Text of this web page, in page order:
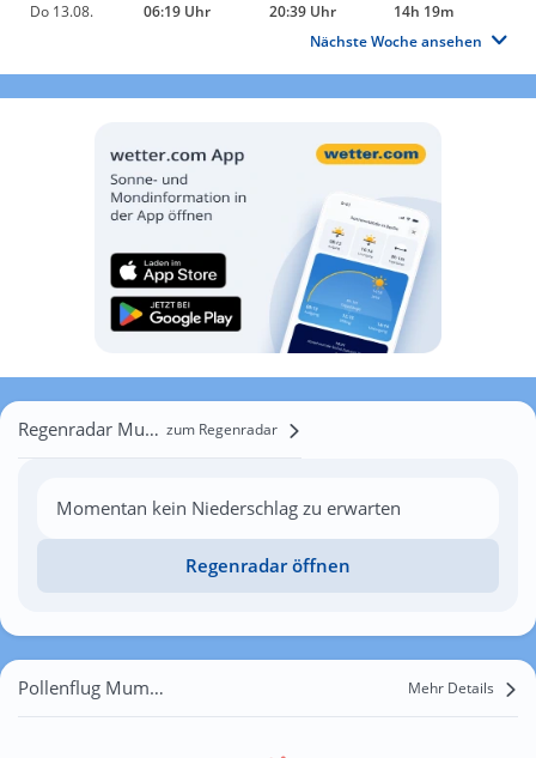
Do 13.08.
06:19 Uhr 20:39 Uhr
14h 19m
Nächste Woche ansehen
Regenradar Mumpé Tujetsch zum Regenradar
Momentan kein Niederschlag zu erwarten
Regenradar öffnen
Pollenflug Mumpé Tujetsch Mehr Details